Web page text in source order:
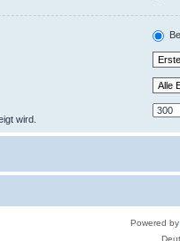
wird.
Powered by